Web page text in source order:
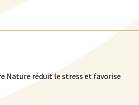
Nature réduit le stress et favorise